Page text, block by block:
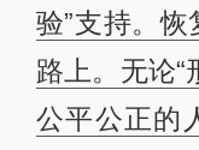
验”支持。
路上。无论“
公平公正的